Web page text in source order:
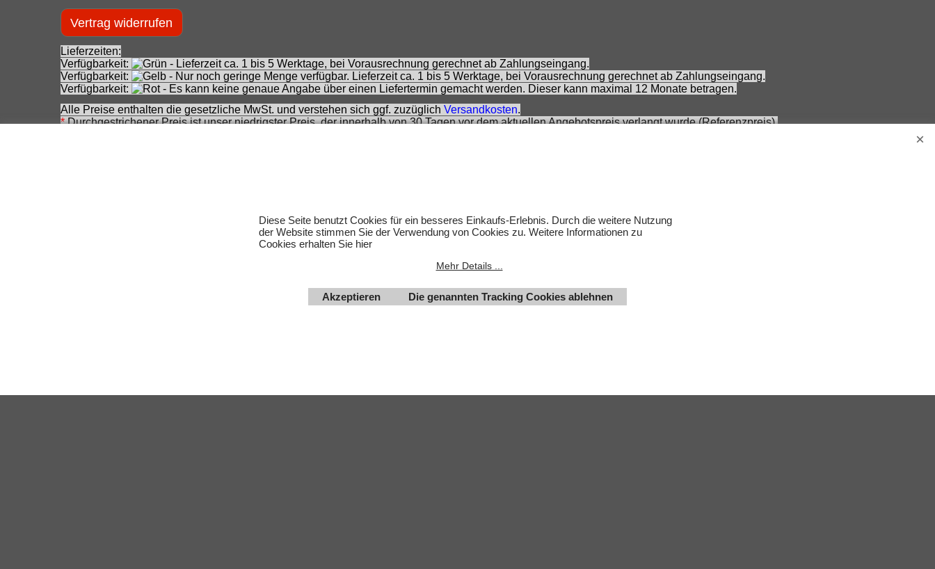
Vertrag widerrufen
Lieferzeiten:
Verfügbarkeit:
- Lieferzeit ca. 1 bis 5 Werktage, bei Vorausrechnung gerechnet ab Zahlungseingang.
Verfügbarkeit:
- Nur noch geringe Menge verfügbar. Lieferzeit ca. 1 bis 5 Werktage, bei Vorausrechnung gerechnet ab Zahlungseingang.
Verfügbarkeit:
- Es kann keine genaue Angabe über einen Liefertermin gemacht werden. Dieser kann maximal 12 Monate betragen.
Alle Preise enthalten die gesetzliche MwSt. und verstehen sich ggf. zuzüglich Versandkosten.
*Durchgestrichener Preis ist unser niedrigster Preis, der innerhalb von 30 Tagen vor dem aktuellen Angebotspreis verlangt wurde (Referenzpreis).
Eingetragene Warenzeichen und Logos sind Eigentum des jeweiligen Inhabers.
Änderungen, Irrtümer und Zwischenverkauf vorbehalten.
Diese Seite benutzt Cookies für ein besseres Einkaufs-Erlebnis. Durch die weitere Nutzung
der Website stimmen Sie der Verwendung von Cookies zu. Weitere Informationen zu
Cookies erhalten Sie hier
Mehr Details ...
Akzeptieren Die genannten Tracking Cookies ablehnen